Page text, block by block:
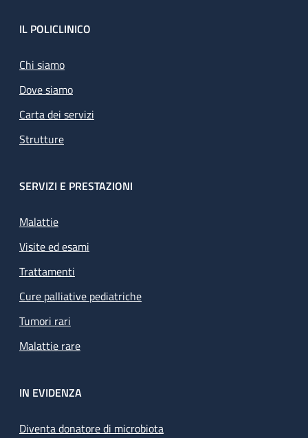
Footer
IL POLICLINICO
Chi siamo
Dove siamo
Carta dei servizi
Strutture
SERVIZI E PRESTAZIONI
Malattie
Visite ed esami
Trattamenti
Cure palliative pediatriche
Tumori rari
Malattie rare
IN EVIDENZA
Diventa donatore di microbiota